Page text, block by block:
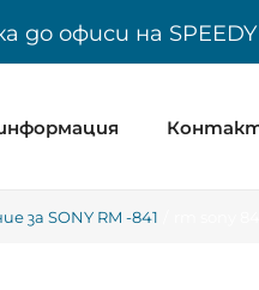
до офиси на
за SONY RM -841